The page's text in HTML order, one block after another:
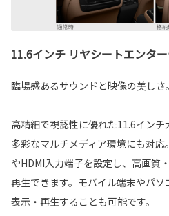
11.6インチ リヤシートエンタ
臨場感あるサウンドと映像の美しさ。
高精細で視認性に優れた11.6インチ
多彩なマルチメディア環境にも対
やHDMI入力端子を設定し、高画質
再生できます。モバイル端末やパ
表示・再生することも可能です。